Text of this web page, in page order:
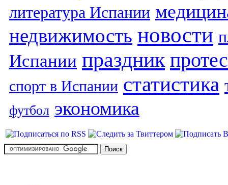
литература Испании
недвижимость новости
Испании праздник
спорт в Испании статистика
футбол экономика